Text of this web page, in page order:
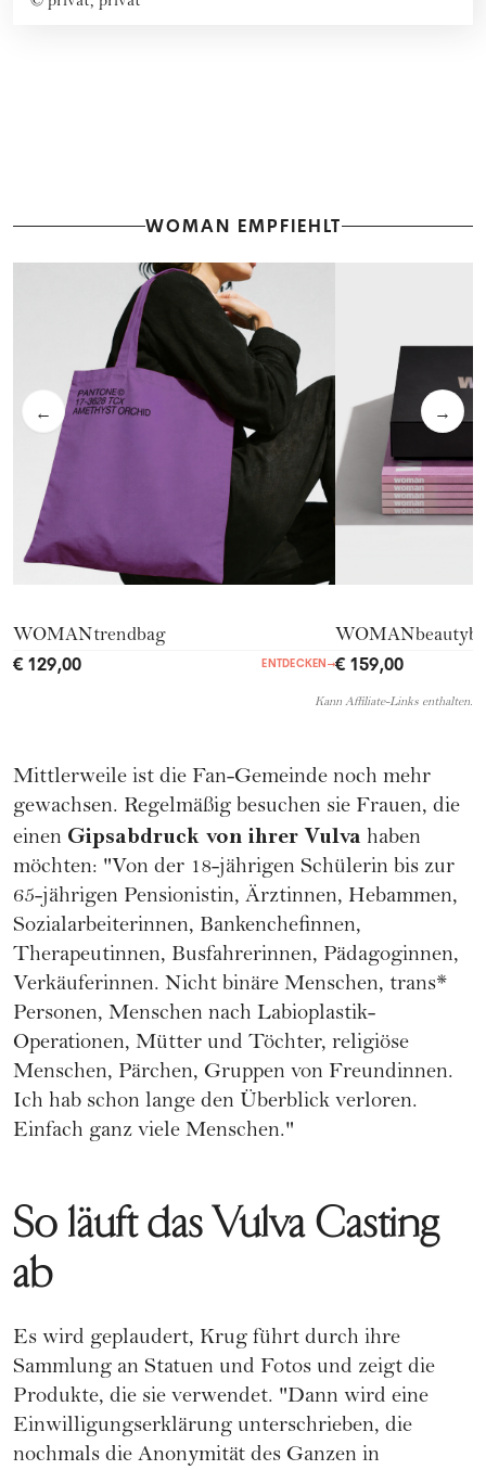
WOMAN EMPFIEHLT
← →
WOMANtrendbag
€ 129,00 ENTDECKEN→€ 159,00
Kann Affiliate-Links enthalten.
Mittlerweile ist die Fan-Gemeinde noch mehr
gewachsen. Regelmäßig besuchen sie Frauen, die
einen Gipsabdruck von ihrer Vulva haben
möchten: "Von der 18-jährigen Schülerin bis zur
65-jährigen Pensionistin, Ärztinnen, Hebammen,
Sozialarbeiterinnen, Bankenchefinnen,
Therapeutinnen, Busfahrerinnen, Pädagoginnen,
Verkäuferinnen. Nicht binäre Menschen, trans*
Personen, Menschen nach Labioplastik-
Operationen, Mütter und Töchter, religiöse
Menschen, Pärchen, Gruppen von Freundinnen.
Ich hab schon lange den Überblick verloren.
Einfach ganz viele Menschen."
So läuft das Vulva Casting
ab
Es wird geplaudert, Krug führt durch ihre
Sammlung an Statuen und Fotos und zeigt die
Produkte, die sie verwendet. "Dann wird eine
Einwilligungserklärung unterschrieben, die
nochmals die Anonymität des Ganzen in